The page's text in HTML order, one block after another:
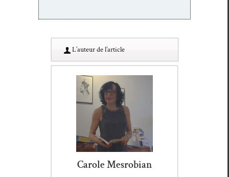
L’au­teur de l’article
Carole Mesrobian